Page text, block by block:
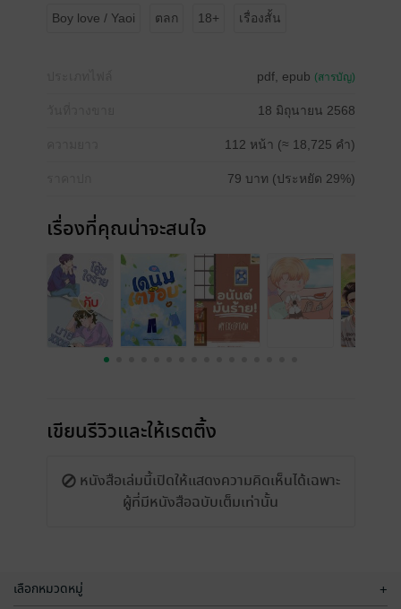
Boy love / Yaoi ตลก 18+ เรื่องสั้น
pdf, epub (สารบัญ)
18 มิถุนายน 2568
112 หน้า (≈ 18,725 คำ)
79 บาท (ประหยัด 29%)
เรื่องที่คุณน่าจะสนใจ
เขียนรีวิวและให้เรตติ้ง
หนังสือเล่มนี้เปิดให้แสดงความคิดเห็นได้เฉพาะ
ผู้ที่มีหนังสือฉบับเต็มเท่านั้น
เลือกหมวดหมู่ +